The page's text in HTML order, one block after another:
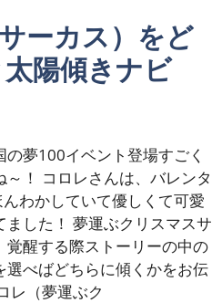
ーカス）をど
陽傾きナビ
夢100イベント登場すごく
～！ コロレさんは、バレンタ
わかしていて優しくて可愛
ました！ 夢運ぶクリスマスサ
覚醒する際ストーリーの中の
選べばどちらに傾くかをお伝
レ（夢運ぶク